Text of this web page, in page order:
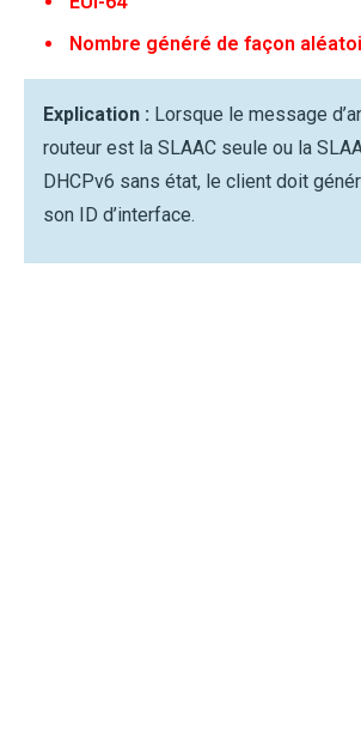
Nombre généré de façon
Explication : Lorsque le message
routeur est la SLAAC seule ou la
DHCPv6 sans état, le client doit
son ID d’interface.